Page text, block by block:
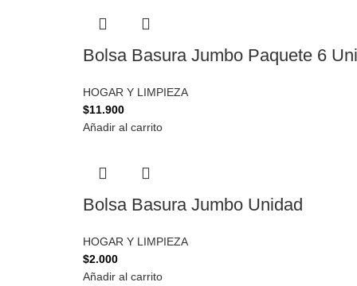
Bolsa Basura Jumbo Paquete 6
HOGAR Y LIMPIEZA
$11.900
Añadir al carrito
Bolsa Basura Jumbo Unidad
HOGAR Y LIMPIEZA
$2.000
Añadir al carrito